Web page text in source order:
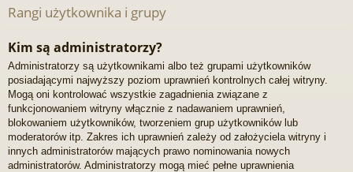
Rangi użytkownika i grupy
Kim są administratorzy?
Administratorzy są użytkownikami albo też grupami użytkowników
posiadającymi najwyższy poziom uprawnień kontrolnych całej witryny.
Mogą oni kontrolować wszystkie zagadnienia związane z
funkcjonowaniem witryny włącznie z nadawaniem uprawnień,
blokowaniem użytkowników, tworzeniem grup użytkowników lub
moderatorów itp. Zakres ich uprawnień zależy od założyciela witryny i
innych administratorów mających prawo nominowania nowych
administratorów. Administratorzy mogą mieć pełne uprawnienia